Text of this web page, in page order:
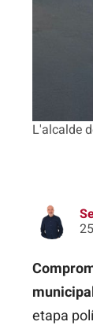
L'alcalde
etapa